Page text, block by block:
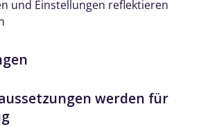
und Einstellungen reflektieren
werden für